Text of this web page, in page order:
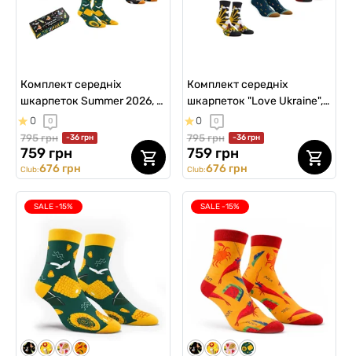
Комплект середніх
шкарпеток Summer 2026, 5
шт
0 0
795 грн -36 грн
759 грн
Club:676 грн
Комплект середніх
шкарпеток "Love Ukraine", 5
шт
0 0
795 грн -36 грн
759 грн
Club:676 грн
SALE -15% SALE -15%